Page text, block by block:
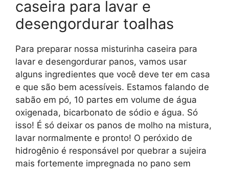
caseira para lavar e
desengordurar toalhas
Para preparar nossa misturinha caseira para
lavar e desengordurar panos, vamos usar
alguns ingredientes que você deve ter em casa
e que são bem acessíveis. Estamos falando de
sabão em pó, 10 partes em volume de água
oxigenada, bicarbonato de sódio e água. Só
isso! É só deixar os panos de molho na mistura,
lavar normalmente e pronto! O peróxido de
hidrogênio é responsável por quebrar a sujeira
mais fortemente impregnada no pano sem